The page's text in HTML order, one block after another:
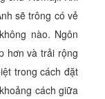
sẽ trông có vẻ
nào. Ngôn
hơn và trải rộng
trong cách đặt
cách giữa